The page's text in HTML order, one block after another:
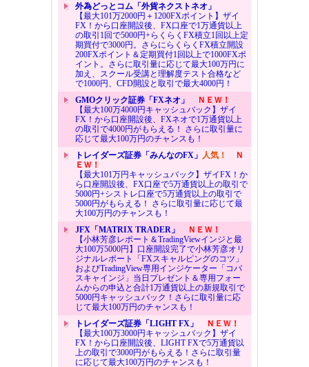
外為どっとコム「外貨ネクストネオ」
【最大101万2000円＋1200FXポイント】ザイ
FX！から口座開設後、FX口座で1万通貨以上
の取引1回で5000円+らくらくFX積立1回以上定
期買付で3000円。さらにらくらくFX積立開設
200FXポイント＆定期買付1回以上で1000FXポ
イント。さらに取引量に応じて最大100万円に
加え、スクール受講と理解度テスト合格など
で1000円、CFD開設と取引で最大4000円！
GMOクリック証券「FXネオ」
ＮＥＷ！
【最大100万4000円キャッシュバック】ザイ
FX！から口座開設後、FXネオで1万通貨以上
の取引で4000円がもらえる！ さらに取引量に
応じて最大100万円のチャンスも！
トレイダーズ証券「みんなのFX」 人気！
Ｎ
ＥＷ！
【最大101万円キャッシュバック】ザイFX！か
ら口座開設後、FX口座で5万通貨以上の取引で
5000円+シストレ口座で5万通貨以上の取引で
5000円がもらえる！ さらに取引量に応じて最
大100万円のチャンスも！
JFX「MATRIX TRADER」
ＮＥＷ！
【小林芳彦レポート＆TradingViewインジと最
大100万5000円】口座開設完了で小林芳彦オリ
ジナルレポート「FXスキャルピングのコツ」
およびTradingView専用インジケーター「コバ
スキャインジ」当日プレゼント＆専用フォー
ムからの申込と合計1万通貨以上の新規取引で
5000円キャッシュバック！さらに取引量に応
じて最大100万円のチャンスも！
トレイダーズ証券「LIGHT FX」
ＮＥＷ！
【最大100万3000円キャッシュバック】ザイ
FX！から口座開設後、LIGHT FXで5万通貨以
上の取引で3000円がもらえる！さらに取引量
に応じて最大100万円のチャンスも！